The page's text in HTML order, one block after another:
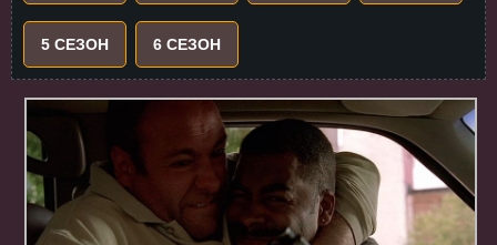
5 СЕЗОН 6 СЕЗОН